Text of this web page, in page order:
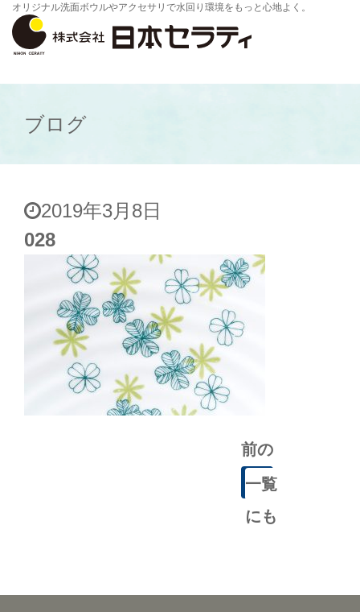
オリジナル洗面ボウルやアクセサリで水回り環境をもっと心地よく。
ブログ
2019年3月8日
028
前の
記事
一覧
にも